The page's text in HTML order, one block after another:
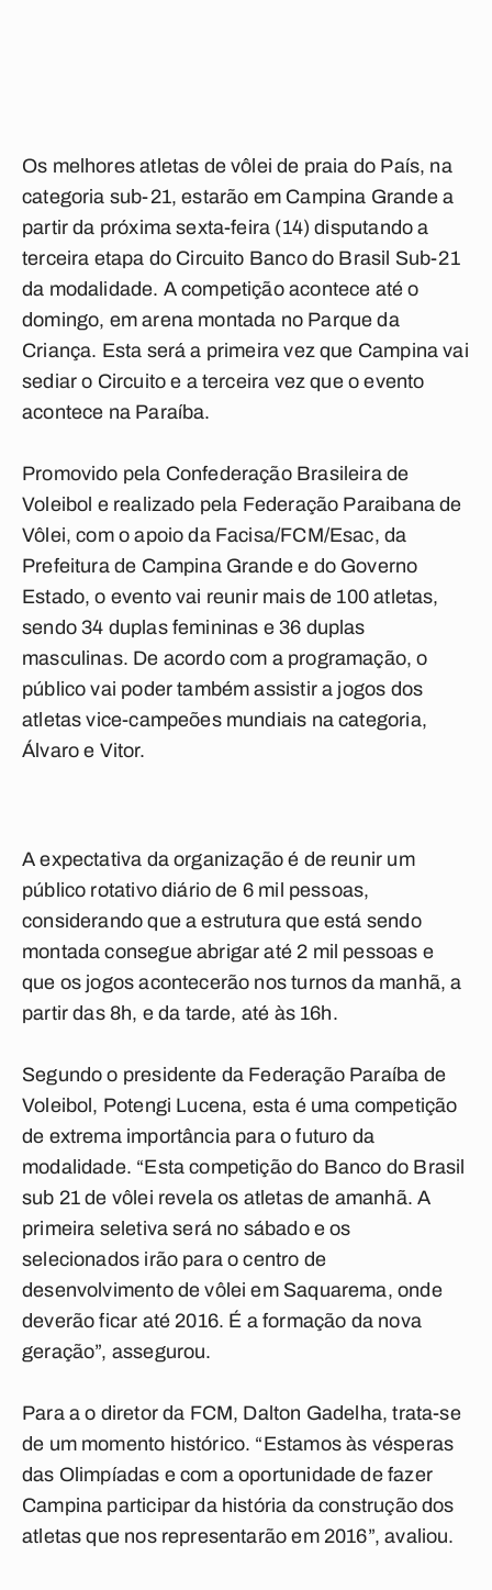
Os melhores atletas de vôlei de praia do País, na
categoria sub-21, estarão em Campina Grande a
partir da próxima sexta-feira (14) disputando a
terceira etapa do Circuito Banco do Brasil Sub-21
da modalidade. A competição acontece até o
domingo, em arena montada no Parque da
Criança. Esta será a primeira vez que Campina vai
sediar o Circuito e a terceira vez que o evento
acontece na Paraíba.
Promovido pela Confederação Brasileira de
Voleibol e realizado pela Federação Paraibana de
Vôlei, com o apoio da Facisa/FCM/Esac, da
Prefeitura de Campina Grande e do Governo
Estado, o evento vai reunir mais de 100 atletas,
sendo 34 duplas femininas e 36 duplas
masculinas. De acordo com a programação, o
público vai poder também assistir a jogos dos
atletas vice-campeões mundiais na categoria,
Álvaro e Vitor.
A expectativa da organização é de reunir um
público rotativo diário de 6 mil pessoas,
considerando que a estrutura que está sendo
montada consegue abrigar até 2 mil pessoas e
que os jogos acontecerão nos turnos da manhã, a
partir das 8h, e da tarde, até às 16h.
Segundo o presidente da Federação Paraíba de
Voleibol, Potengi Lucena, esta é uma competição
de extrema importância para o futuro da
modalidade. “Esta competição do Banco do Brasil
sub 21 de vôlei revela os atletas de amanhã. A
primeira seletiva será no sábado e os
selecionados irão para o centro de
desenvolvimento de vôlei em Saquarema, onde
deverão ficar até 2016. É a formação da nova
geração”, assegurou.
Para a o diretor da FCM, Dalton Gadelha, trata-se
de um momento histórico. “Estamos às vésperas
das Olimpíadas e com a oportunidade de fazer
Campina participar da história da construção dos
atletas que nos representarão em 2016”, avaliou.